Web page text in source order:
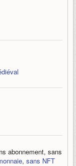
abonnement, sans
, sans NFT